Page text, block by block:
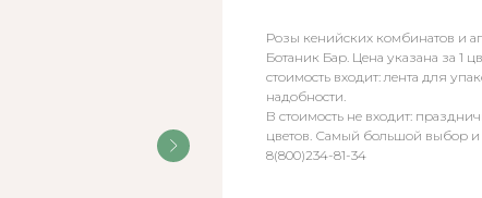
Розы кенийских комбинатов и
Ботаник Бар. Цена указана за 1
стоимость входит: лента для
надобности.
В стоимость не входит:
цветов. Самый большой выбор и
8(800)234-81-34